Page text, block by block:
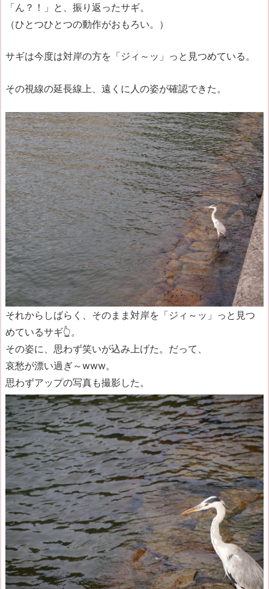
「ん？！」と、振り返ったサギ。
（ひとつひとつの動作がおもろい。）
サギは今度は対岸の方を「ジィ～ッ」っと見つめている。
その視線の延長線上、遠くに人の姿が確認できた。
それからしばらく、そのまま対岸を「ジィ～ッ」っと見つ
めているサギ👆。
その姿に、思わず笑いが込み上げた。だって、
哀愁が漂い過ぎ～www。
思わずアップの写真も撮影した。